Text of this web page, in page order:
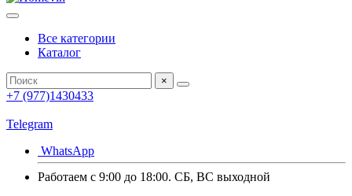
Все категории
Каталог
×
+7 (977)1430433
Telegram
WhatsApp
Работаем с 9:00 до 18:00. СБ, ВС выходной